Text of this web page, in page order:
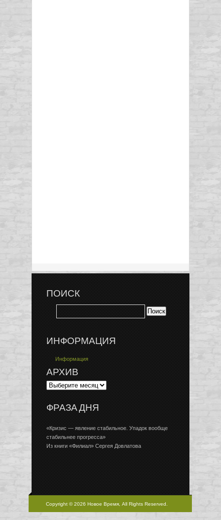
ПОИСК
ИНФОРМАЦИЯ
Информация
АРХИВ
ФРАЗА ДНЯ
«Кризис — явление стабильное. Упадок вообще
стабильнее прогресса»
Из книги «Филиал» Сергея Довлатова
Copyright © 2026 Новое Время, All Rights Reserved.